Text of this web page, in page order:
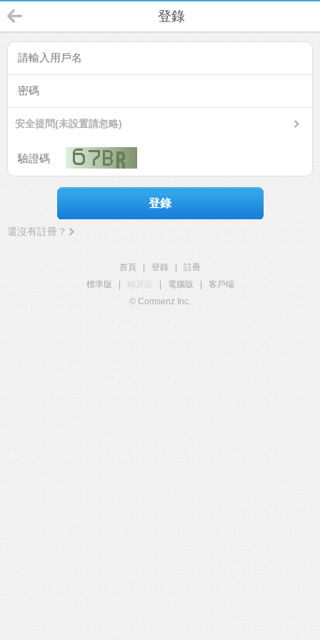
登錄
安全提問(未設置請忽略)
登錄
還沒有註冊？
首頁 登錄
註冊
標準版
觸屏版 電腦版
客戶端
© Comsenz Inc.